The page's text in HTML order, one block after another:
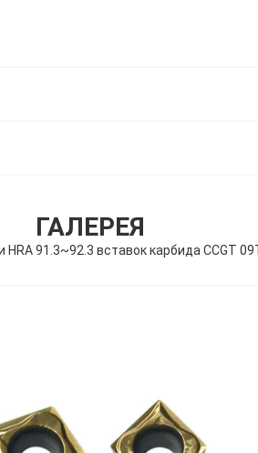
ГАЛЕРЕЯ
91.3~92.3 вставок карбида CCGT